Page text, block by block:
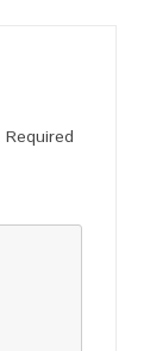
Required